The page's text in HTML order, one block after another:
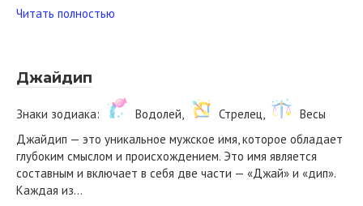
Читать полностью
Джайдип
Знаки зодиака: Водолей, Стрелец,
Весы
Джайдип — это уникальное мужское имя, которое обладает
глубоким смыслом и происхождением. Это имя является
составным и включает в себя две части — «Джай» и «дип».
Каждая из…